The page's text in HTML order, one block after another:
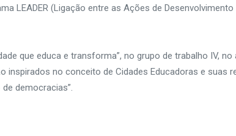
LEADER (Ligação entre as Ações de
que educa e transforma”, no grupo de trabalho IV,
inspirados no conceito de Cidades Educadoras e suas
democracias”.